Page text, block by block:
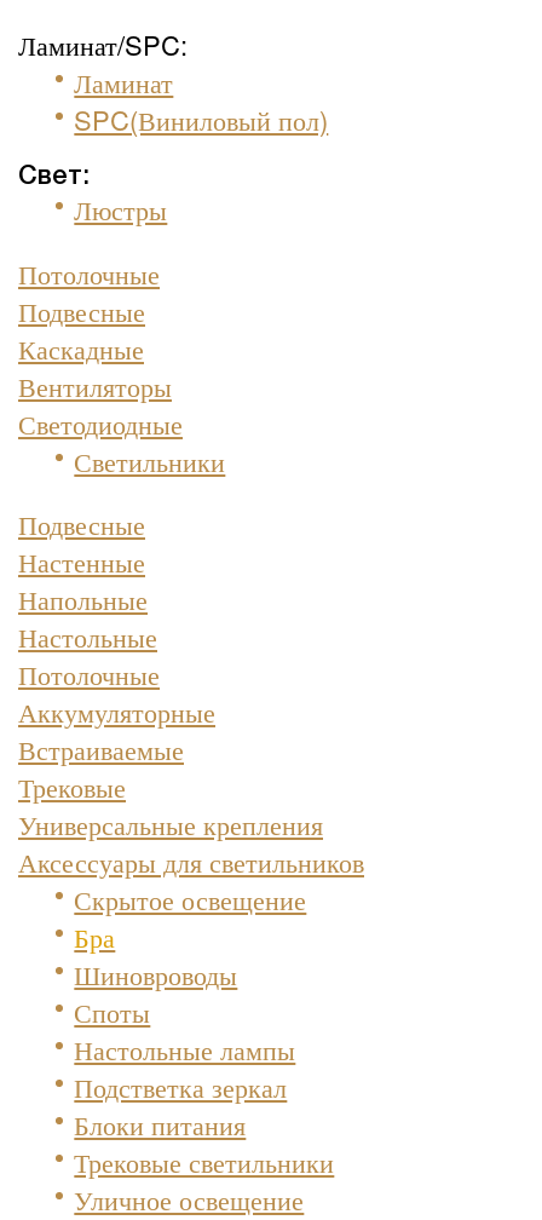
Ламинат/SPC:
Ламинат
SPC(Виниловый пол)
Свет:
Люстры
Потолочные
Подвесные
Каскадные
Вентиляторы
Светодиодные
Светильники
Подвесные
Настенные
Напольные
Настольные
Потолочные
Аккумуляторные
Встраиваемые
Трековые
Универсальные крепления
Аксессуары для светильников
Скрытое освещение
Бра
Шиновроводы
Споты
Настольные лампы
Подстветка зеркал
Блоки питания
Трековые светильники
Уличное освещение